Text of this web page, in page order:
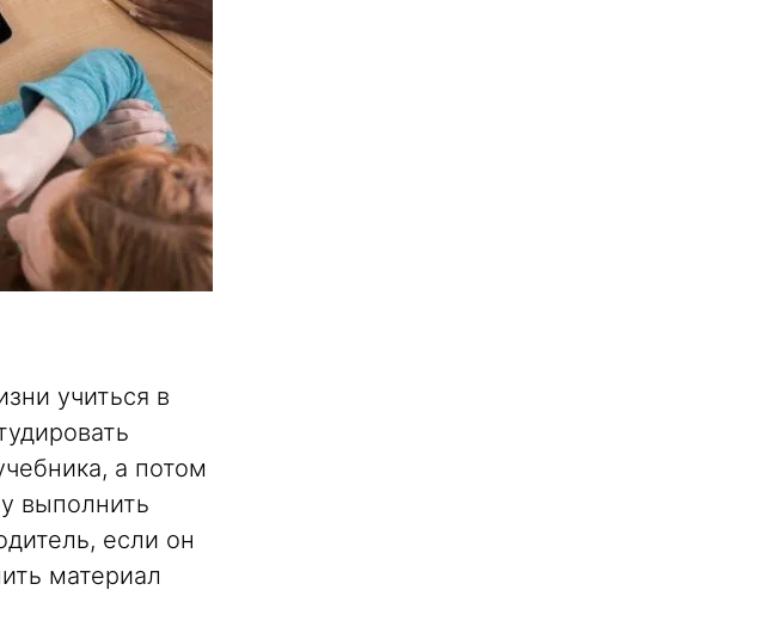
учиться в
а потом
выполнить
если он
материал